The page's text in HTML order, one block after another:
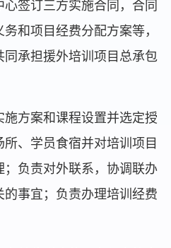
签订三方实施合同，合同
和项目经费分配方案等，
同承担援外培训项目总承包
方案和课程设置并选定授
、学员食宿并对培训项目
负责对外联系，协调联办
事宜；负责办理培训经费